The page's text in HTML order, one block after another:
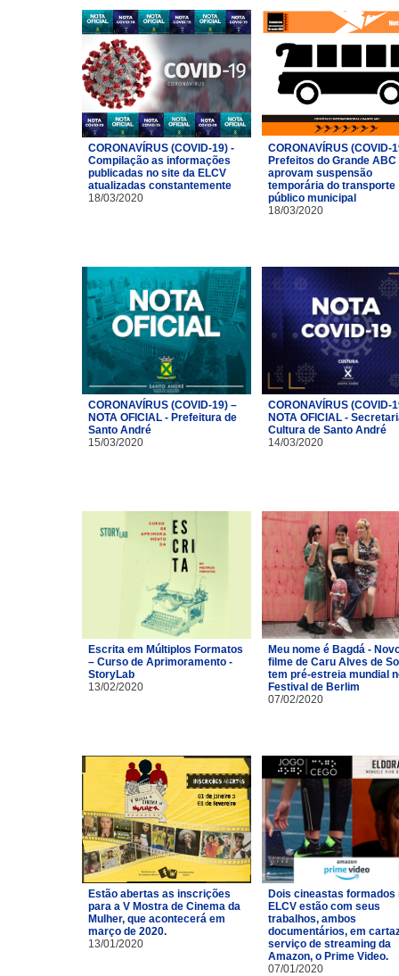
CORONAVÍRUS (COVID-19) -
Compilação as informações
publicadas no site da ELCV
atualizadas constantemente
18/03/2020
CORONAVÍRUS (COVID-
Prefeitos do Grande ABC
aprovam suspensão
temporária do transporte
público municipal
18/03/2020
CORONAVÍRUS (COVID-19) –
NOTA OFICIAL - Prefeitura de
Santo André
15/03/2020
CORONAVÍRUS (COVID-
NOTA OFICIAL -
Cultura de Santo André
14/03/2020
Escrita em Múltiplos Formatos
– Curso de Aprimoramento -
StoryLab
13/02/2020
Meu nome é Bagdá -
filme de Caru Alves de
tem pré-estreia mundial
Festival de Berlim
07/02/2020
Estão abertas as inscrições
para a V Mostra de Cinema da
Mulher, que acontecerá em
março de 2020.
13/01/2020
Dois cineastas formados
ELCV estão com seus
trabalhos, ambos
documentários, em
serviço de streaming da
Amazon, o Prime Video.
07/01/2020